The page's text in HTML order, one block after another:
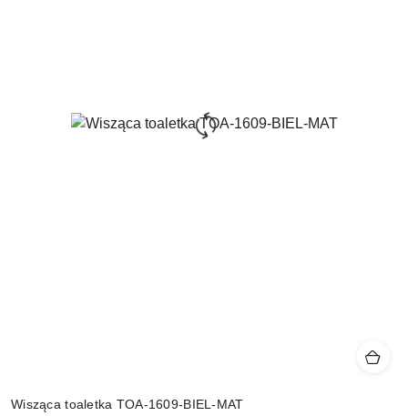
Wisząca toaletka TOA-1609-BIEL-MAT